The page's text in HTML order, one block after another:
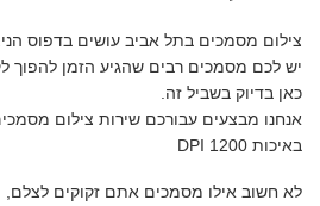
צילום מסמכים בתל אביב עושים בדפוס
יש לכם מסמכים רבים שהגיע הזמן להפוך
כאן בדיוק בשביל זה.
אנחנו מבצעים עבורכם שירות צילום
באיכות 1200 DPI
לא חשוב אילו מסמכים אתם זקוקים